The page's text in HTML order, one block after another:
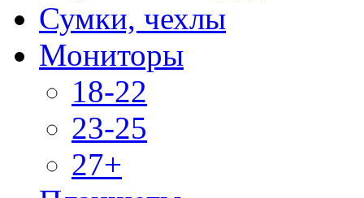
Сумки, чехлы
Мониторы
18-22
23-25
27+